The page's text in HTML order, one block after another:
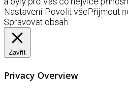
Nastavení Povolit všePřijmout
Spravovat obsah
Zavřít
Privacy Overview